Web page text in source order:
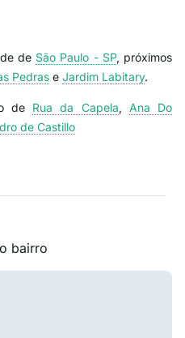
de São Paulo - SP, próximos
Pedras e Jardim Labitary.
de Rua da Capela, Ana Do
de Castillo
bairro